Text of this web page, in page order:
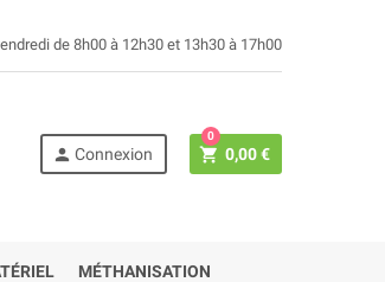
de 8h00 à 12h30 et 13h30 à 17h00
person Connexion shopping_cart 0,00 €
0
MÉTHANISATION